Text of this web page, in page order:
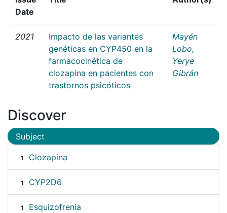
Date
2021
Impacto de las variantes
genéticas en CYP450 en la
farmacocinética de
clozapina en pacientes con
trastornos psicóticos
Mayén
Lobo,
Yerye
Gibrán
Discover
Subject
1 Clozapina
1 CYP2D6
1 Esquizofrenia